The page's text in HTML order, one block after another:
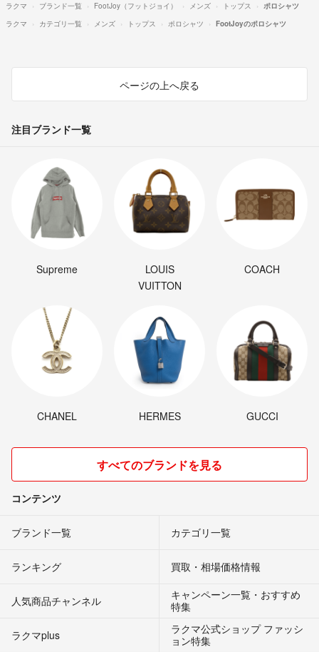
ラクマ ブランド一覧 FootJoy（フットジョイ） メンズ トップス
ポロシャツ
ラクマ
カテゴリ一覧 メンズ トップス ポロシャツ FootJoyのポロシャツ
ページの上へ戻る
注目ブランド一覧
Supreme
LOUIS
VUITTON
COACH
CHANEL HERMES GUCCI
すべてのブランドを見る
コンテンツ
ブランド一覧 カテゴリ一覧
ランキング 買取・相場価格情報
人気商品チャンネル
キャンペーン一覧・おすすめ
特集
ラクマplus
ラクマ公式ショップ ファッシ
ョン特集